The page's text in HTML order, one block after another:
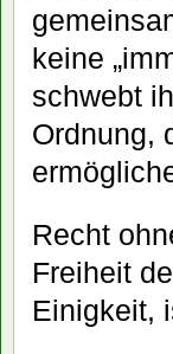
keine
schwebt
Ordnung,
Recht
Freiheit
Einigkeit,